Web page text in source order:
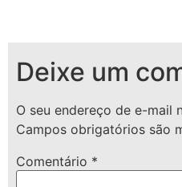
Deixe um
O seu endereço de e-mail
Campos obrigatórios são
Comentário *